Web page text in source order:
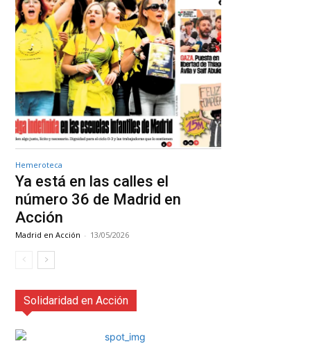
Hemeroteca
Ya está en las calles el
número 36 de Madrid en
Acción
Madrid en Acción - 13/05/2026
Solidaridad en Acción